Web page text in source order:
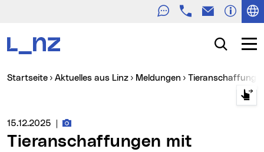
TelefonE-Mail
Suche
Sie sind hier:
Startseite Aktuelles aus Linz Meldungen
Medienservice vom:
15.12.2025 Fotos zur Meldung
Tieranschaffungen mit